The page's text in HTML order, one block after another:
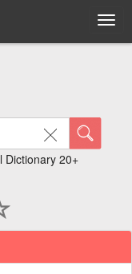
Dictionary 20+